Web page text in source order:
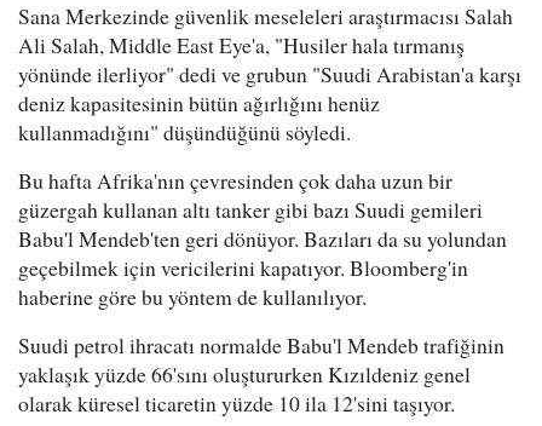
Sana Merkezinde güvenlik meseleleri araştırmacısı Salah
Ali Salah, Middle East Eye'a, "Husiler hala tırmanış
yönünde ilerliyor" dedi ve grubun "Suudi Arabistan'a karşı
deniz kapasitesinin bütün ağırlığını henüz
kullanmadığını" düşündüğünü söyledi.
Bu hafta Afrika'nın çevresinden çok daha uzun bir
güzergah kullanan altı tanker gibi bazı Suudi gemileri
Babu'l Mendeb'ten geri dönüyor. Bazıları da su yolundan
geçebilmek için vericilerini kapatıyor. Bloomberg'in
haberine göre bu yöntem de kullanılıyor.
Suudi petrol ihracatı normalde Babu'l Mendeb trafiğinin
yaklaşık yüzde 66'sını oluştururken Kızıldeniz genel
olarak küresel ticaretin yüzde 10 ila 12'sini taşıyor.